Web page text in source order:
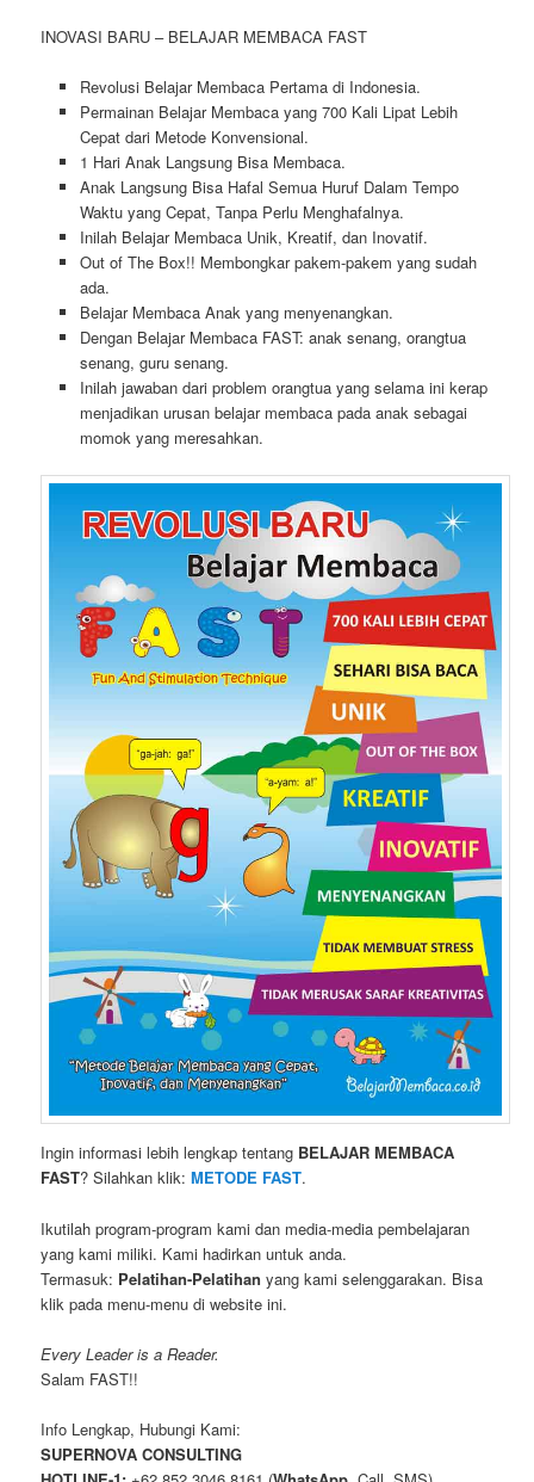
INOVASI BARU – BELAJAR MEMBACA FAST
Revolusi Belajar Membaca Pertama di Indonesia.
Permainan Belajar Membaca yang 700 Kali Lipat Lebih
Cepat dari Metode Konvensional.
1 Hari Anak Langsung Bisa Membaca.
Anak Langsung Bisa Hafal Semua Huruf Dalam Tempo
Waktu yang Cepat, Tanpa Perlu Menghafalnya.
Inilah Belajar Membaca Unik, Kreatif, dan Inovatif.
Out of The Box!! Membongkar pakem-pakem yang sudah
ada.
Belajar Membaca Anak yang menyenangkan.
Dengan Belajar Membaca FAST: anak senang, orangtua
senang, guru senang.
Inilah jawaban dari problem orangtua yang selama ini kerap
menjadikan urusan belajar membaca pada anak sebagai
momok yang meresahkan.
Ingin informasi lebih lengkap tentang BELAJAR MEMBACA
FAST? Silahkan klik:METODE FAST.
Ikutilah program-program kami dan media-media pembelajaran
yang kami miliki. Kami hadirkan untuk anda.
Termasuk: Pelatihan-Pelatihan yang kami selenggarakan. Bisa
klik pada menu-menu di website ini.
Every Leader is a Reader.
Salam FAST!!
Info Lengkap, Hubungi Kami:
SUPERNOVA CONSULTING